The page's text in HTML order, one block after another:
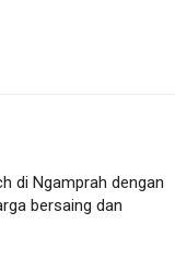
di Ngamprah dengan
bersaing dan